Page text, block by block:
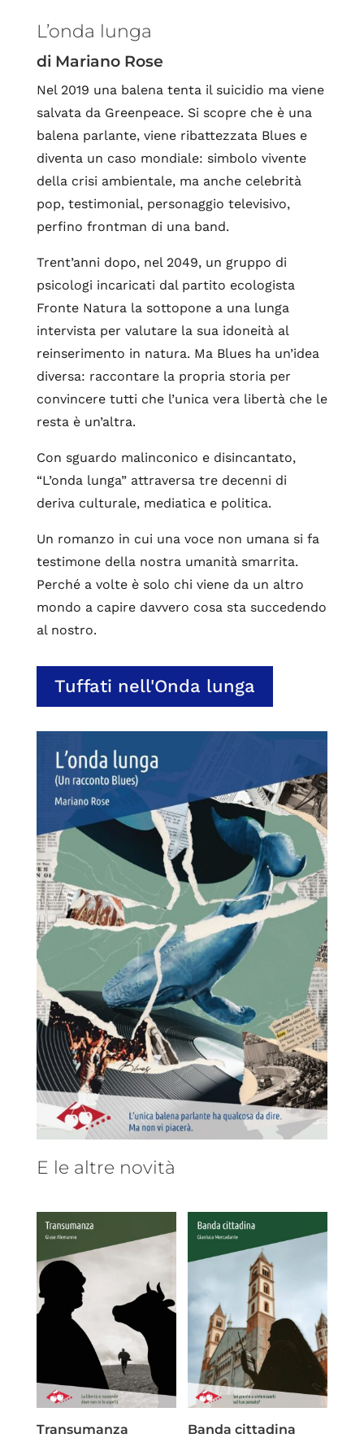
L’onda lunga
di Mariano Rose
Nel 2019 una balena tenta il suicidio ma viene
salvata da Greenpeace. Si scopre che è una
balena parlante, viene ribattezzata Blues e
diventa un caso mondiale: simbolo vivente
della crisi ambientale, ma anche celebrità
pop, testimonial, personaggio televisivo,
perfino frontman di una band.
Trent’anni dopo, nel 2049, un gruppo di
psicologi incaricati dal partito ecologista
Fronte Natura la sottopone a una lunga
intervista per valutare la sua idoneità al
reinserimento in natura. Ma Blues ha un’idea
diversa: raccontare la propria storia per
convincere tutti che l’unica vera libertà che le
resta è un’altra.
Con sguardo malinconico e disincantato,
“L’onda lunga” attraversa tre decenni di
deriva culturale, mediatica e politica.
Un romanzo in cui una voce non umana si fa
testimone della nostra umanità smarrita.
Perché a volte è solo chi viene da un altro
mondo a capire davvero cosa sta succedendo
al nostro.
Tuffati nell'Onda lunga
E le altre novità
Transumanza Banda cittadina